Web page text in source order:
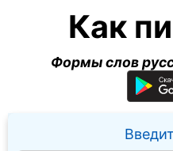
Как
Формы слов